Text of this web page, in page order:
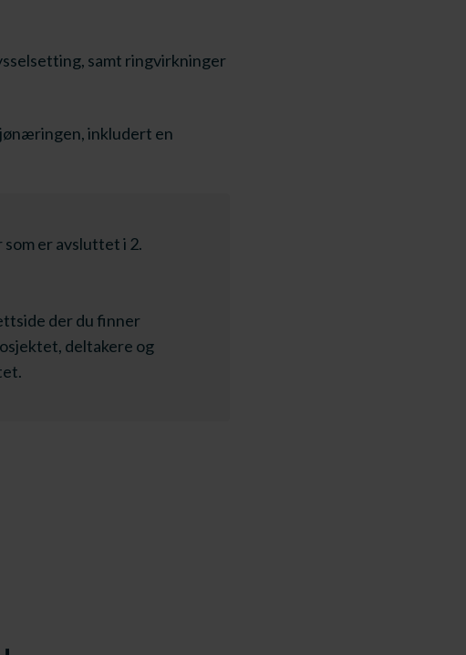
samt ringvirkninger
inkludert en
er avsluttet i 2.
der du finner
deltakere og